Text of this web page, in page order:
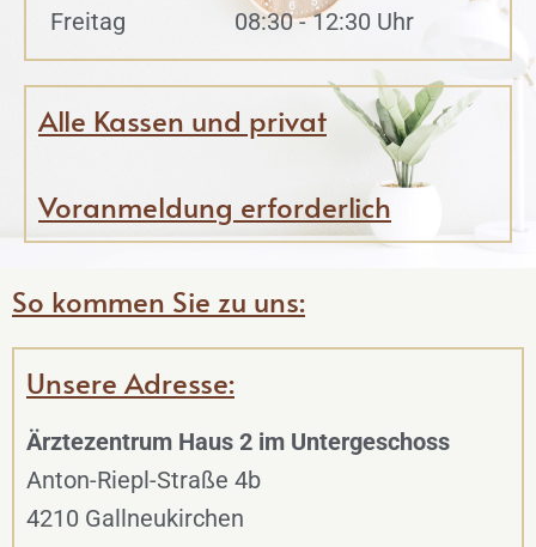
Freitag
08:30 - 12:30 Uhr
Alle Kassen und privat
Voranmeldung erforderlich
So kommen Sie zu uns:
Unsere Adresse:
Ärztezentrum Haus 2 im Untergeschoss
Anton-Riepl-Straße 4b
4210 Gallneukirchen